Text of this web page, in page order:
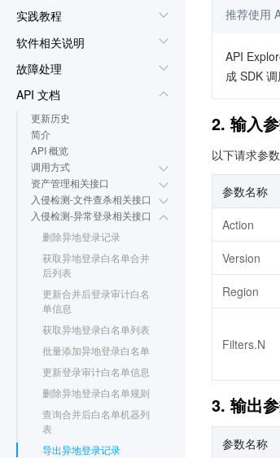
实践教程
软件相关说明
故障处理
API 文档
更新历史
简介
API 概览
调用方式
资产管理相关接口
入侵检测-文件查杀相关接口
入侵检测-异常登录相关接口
删除异地登录记录
获取异地登录白名单合并
后列表
更新合并后登录审计白名
单信息
获取异地登录白名单列表
批量添加异地登录白名单
更新登录审计白名单信息
删除异地登录白名单规则
查询合并后白名单机器列
表
导出异地登录记录
推荐使用
API
成 SDK 调
2. 输入
以下请求参
参数名称
Action
Version
Region
Filters.N
3. 输出
参数名称